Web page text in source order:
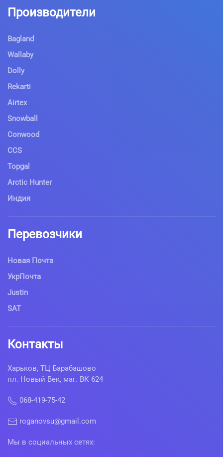
Производители
Bagland
Wallaby
Dolly
Rekarti
Airtex
Snowball
Conwood
CCS
Topgal
Arctic Hunter
Индия
Перевозчики
Новая Почта
УкрПочта
Justin
SAT
Контакты
Харьков, ТЦ Барабашово
пл. Новый Век, маг. ВК 624
068-419-75-42
roganovsu@gmail.com
Мы в социальных сетях: